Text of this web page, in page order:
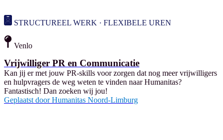
STRUCTUREEL WERK · FLEXIBELE UREN
Venlo
Vrijwilliger PR en Communicatie
Kan jij er met jouw PR-skills voor zorgen dat nog meer vrijwilligers
en hulpvragers de weg weten te vinden naar Humanitas?
Fantastisch! Dan zoeken wij jou!
Geplaatst door Humanitas Noord-Limburg